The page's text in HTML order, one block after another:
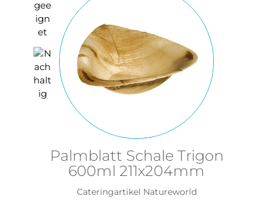
Palmblatt Schale Trigon
600ml 211x204mm
Cateringartikel Natureworld